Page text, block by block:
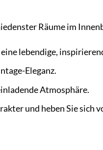
Räume im
lebendige,
Eleganz.
Atmosphäre.
und heben Sie sich